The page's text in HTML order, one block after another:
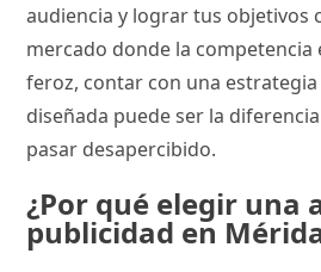
audiencia y lograr tus objetivos
mercado donde la competencia
feroz, contar con una
diseñada puede ser la
pasar desapercibido.
¿Por qué elegir una
publicidad en